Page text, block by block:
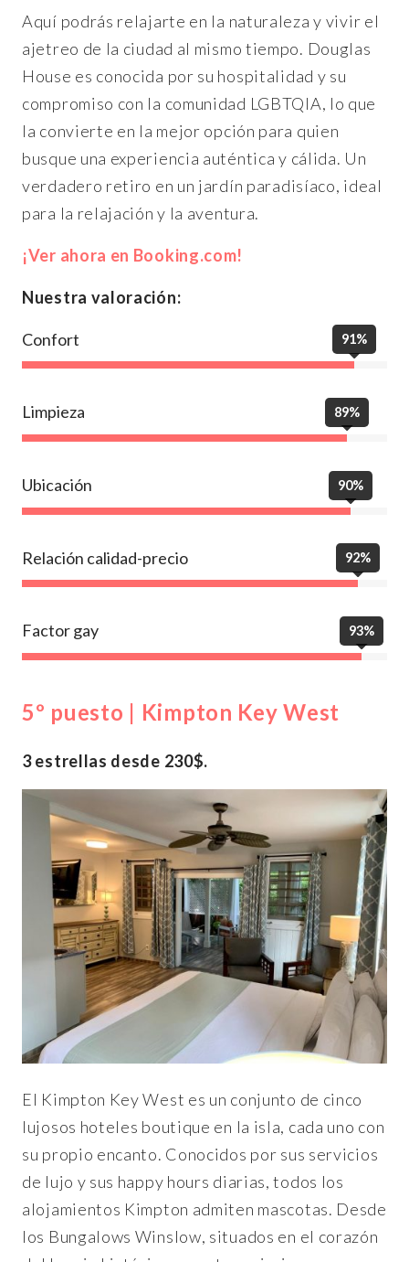
Aquí podrás relajarte en la naturaleza y vivir el
ajetreo de la ciudad al mismo tiempo. Douglas
House es conocida por su hospitalidad y su
compromiso con la comunidad LGBTQIA, lo que
la convierte en la mejor opción para quien
busque una experiencia auténtica y cálida. Un
verdadero retiro en un jardín paradisíaco, ideal
para la relajación y la aventura.
¡Ver ahora en Booking.com!
Nuestra valoración:
Confort 91%
Limpieza 89%
Ubicación 90%
Relación calidad-precio 92%
Factor gay 93%
5º puesto | Kimpton Key West
3 estrellas desde 230$.
El Kimpton Key West es un conjunto de cinco
lujosos hoteles boutique en la isla, cada uno con
su propio encanto. Conocidos por sus servicios
de lujo y sus happy hours diarias, todos los
alojamientos Kimpton admiten mascotas. Desde
los Bungalows Winslow, situados en el corazón